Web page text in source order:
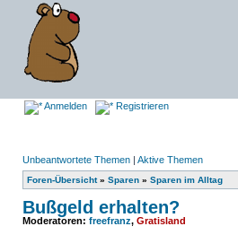
Anmelden Registrieren
Unbeantwortete Themen | Aktive Themen
Foren-Übersicht» Sparen » Sparen im Alltag
Bußgeld erhalten?
Moderatoren: freefranz, Gratisland